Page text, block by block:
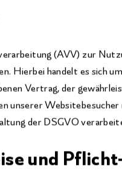
(AVV) zur
Hierbei handelt es sich
Vertrag, der
unserer Websitebesucher
der DSGVO
und